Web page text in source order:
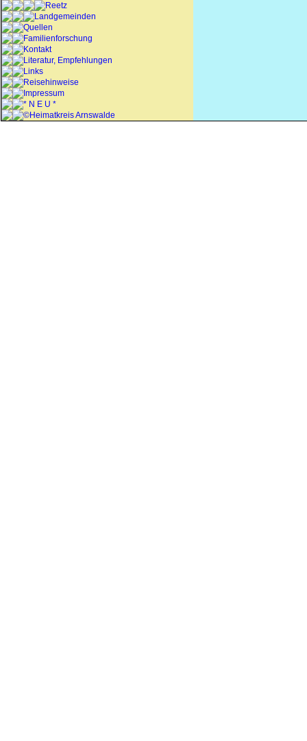
Reetz
Landgemeinden
Quellen
Familienforschung
Kontakt
Literatur, Empfehlungen
Links
Reisehinweise
Impressum
* N E U *
©Heimatkreis Arnswalde